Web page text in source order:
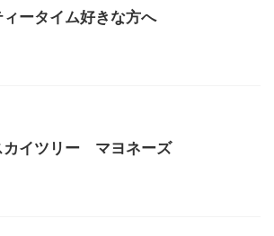
ィータイム好きな方へ
カイツリー マヨネーズ